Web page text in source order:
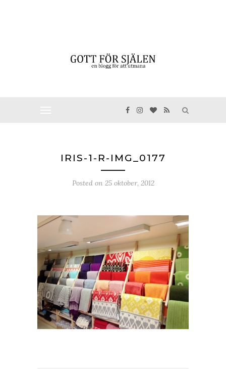
IRIS-1-R-IMG_0177
Posted on 25 oktober, 2012